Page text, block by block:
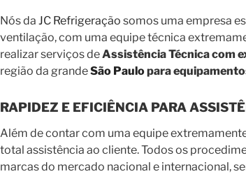
Nós da JC Refrigeração somos uma empresa
ventilação, com uma equipe técnica
realizar serviços deAssistência Técnica com
região da grandeSão Paulopara
RAPIDEZ E EFICIÊNCIA PARA
Além de contar com uma equipe
total assistência ao cliente. Todos os
marcas do mercado nacional e internacional,